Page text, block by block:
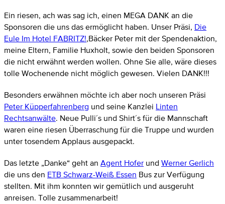
Ein riesen, ach was sag ich, einen MEGA DANK an die
Sponsoren die uns das ermöglicht haben. Unser Präsi, Die
Eule Im Hotel FABRITZ!,Bäcker Peter mit der Spendenaktion,
meine Eltern, Familie Huxholt, sowie den beiden Sponsoren
die nicht erwähnt werden wollen. Ohne Sie alle, wäre dieses
tolle Wochenende nicht möglich gewesen. Vielen DANK!!!
Besonders erwähnen möchte ich aber noch unseren Präsi
Peter Küpperfahrenberg und seine Kanzlei Linten
Rechtsanwälte. Neue Pulli´s und Shirt´s für die Mannschaft
waren eine riesen Überraschung für die Truppe und wurden
unter tosendem Applaus ausgepackt.
Das letzte „Danke“ geht an Agent Hofer und Werner Gerlich
die uns den ETB Schwarz-Weiß Essen Bus zur Verfügung
stellten. Mit ihm konnten wir gemütlich und ausgeruht
anreisen. Tolle zusammenarbeit!